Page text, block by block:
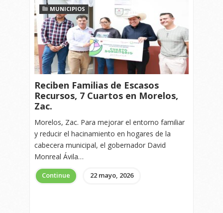
MUNICIPIOS
Reciben Familias de Escasos
Recursos, 7 Cuartos en Morelos,
Zac.
Morelos, Zac. Para mejorar el entorno familiar
y reducir el hacinamiento en hogares de la
cabecera municipal, el gobernador David
Monreal Ávila…
Continue 22 mayo, 2026